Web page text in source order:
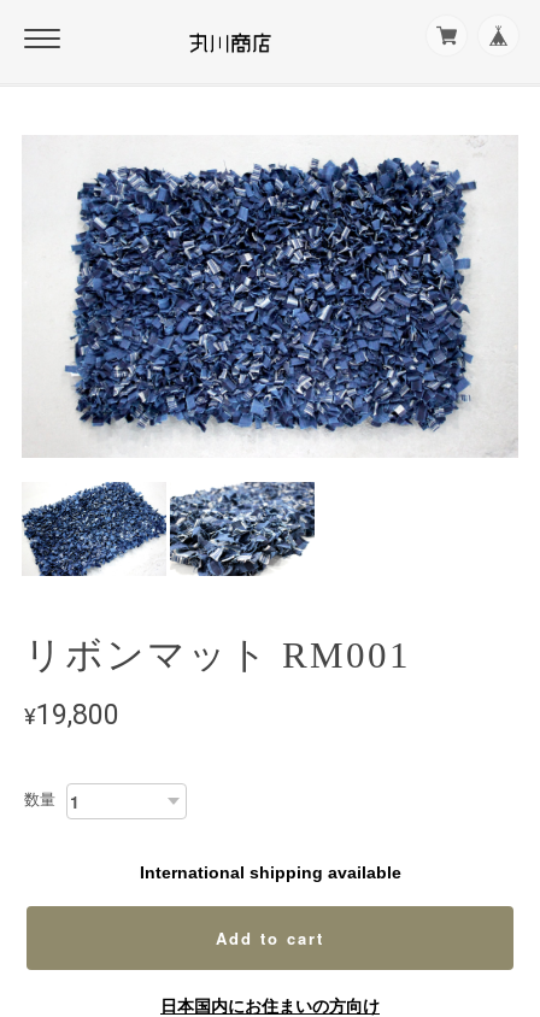
リボンマット RM001
¥19,800
数量
International shipping available
Add to cart
日本国内にお住まいの方向け